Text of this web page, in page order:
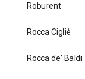
Roburent
Rocca Cigliè
Rocca de' Baldi